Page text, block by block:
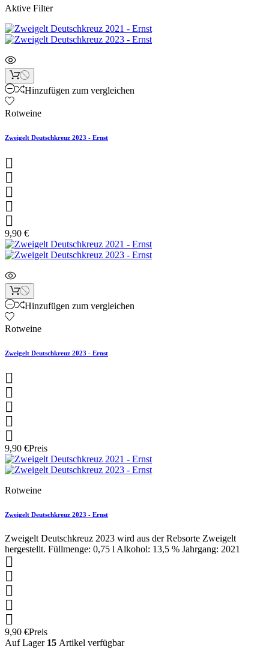
Aktive Filter
Hinzufügen zum vergleichen
Rotweine
Zweigelt Deutschkreuz 2023 - Ernst





9,90 €
Hinzufügen zum vergleichen
Rotweine
Zweigelt Deutschkreuz 2023 - Ernst





9,90 €Preis
Rotweine
Zweigelt Deutschkreuz 2023 - Ernst
Zweigelt Deutschkreuz 2023 wird aus der Rebsorte Zweigelt
hergestellt. Füllmenge: 0,75 l Alkohol: 13,5 % Jahrgang: 2021





9,90 €Preis
Auf Lager 15 Artikel verfügbar